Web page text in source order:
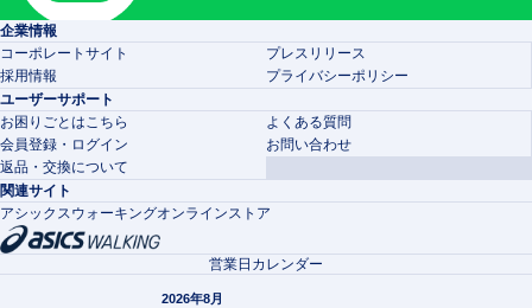
企業情報
コーポレートサイト
プレスリリース
採用情報
プライバシーポリシー
ユーザーサポート
お困りごとはこちら
よくある質問
会員登録・ログイン
お問い合わせ
返品・交換について
関連サイト
アシックスウォーキングオンラインストア
営業日カレンダー
2026年8月